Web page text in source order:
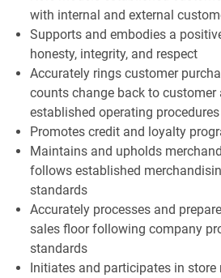
with internal and external
Supports and embodies a
honesty, integrity, and respect
Accurately rings customer
counts change back to customer
established operating procedures
Promotes credit and loyalty
Maintains and upholds
follows established
standards
Accurately processes and
sales floor following company
standards
Initiates and participates in store